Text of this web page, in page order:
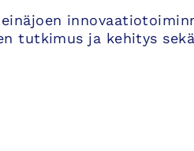
tutkimus ja kehitys